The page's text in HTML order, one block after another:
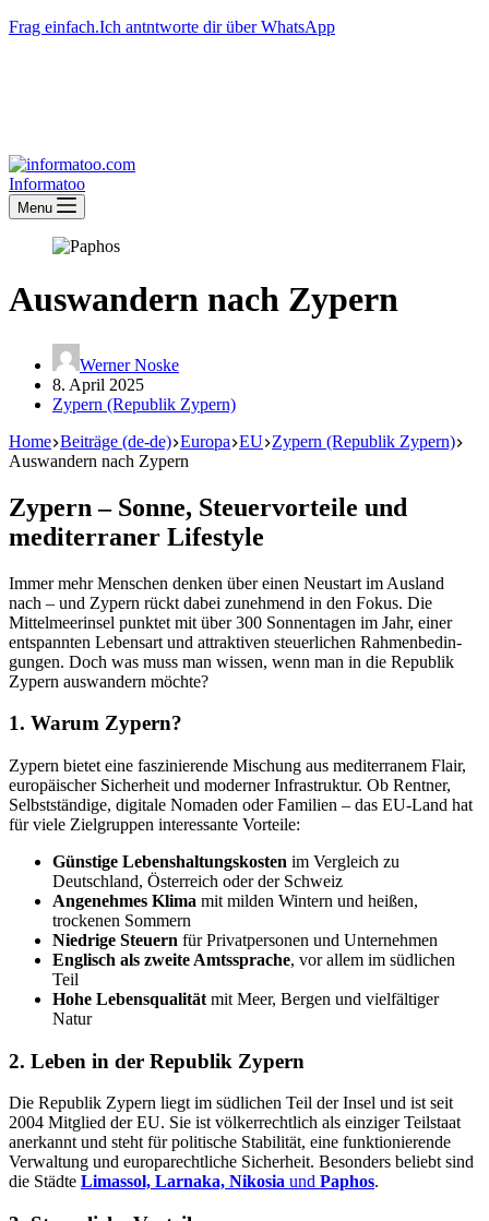
Frag einfach.Ich antntworte dir über WhatsApp
Informatoo
Menu
Auswandern nach Zypern
Werner Noske
8. April 2025
Zypern (Republik Zypern)
Home Beiträge (de-de) Europa EU Zypern (Republik Zypern)
Auswandern nach Zypern
Zypern – Sonne, Steuer­vor­teile und
mediter­raner Lifestyle
Immer mehr Menschen denken über einen Neustart im Ausland
nach – und Zypern rückt dabei zunehmend in den Fokus. Die
Mittel­meer­insel punktet mit über 300 Sonnen­tagen im Jahr, einer
entspannten Lebensart und attrak­tiven steuer­lichen Rahmen­be­din­
gungen. Doch was muss man wissen, wenn man in die Republik
Zypern auswandern möchte?
1. Warum Zypern?
Zypern bietet eine faszi­nie­rende Mischung aus mediter­ranem Flair,
europäi­scher Sicherheit und moderner Infra­struktur. Ob Rentner,
Selbst­ständige, digitale Nomaden oder Familien – das EU-Land hat
für viele Zielgruppen inter­es­sante Vorteile:
Günstige Lebens­hal­tungs­kosten im Vergleich zu
Deutschland, Öster­reich oder der Schweiz
Angenehmes Klima mit milden Wintern und heißen,
trockenen Sommern
Niedrige Steuern für Privat­per­sonen und Unter­nehmen
Englisch als zweite Amtssprache, vor allem im südlichen
Teil
Hohe Lebens­qua­lität mit Meer, Bergen und vielfäl­tiger
Natur
2. Leben in der Republik Zypern
Die Republik Zypern liegt im südlichen Teil der Insel und ist seit
2004 Mitglied der EU. Sie ist völker­rechtlich als einziger Teilstaat
anerkannt und steht für politische Stabi­lität, eine funktio­nie­rende
Verwaltung und europa­recht­liche Sicherheit. Besonders beliebt sind
die Städte Limassol, Larnaka, Nikosia und Paphos.